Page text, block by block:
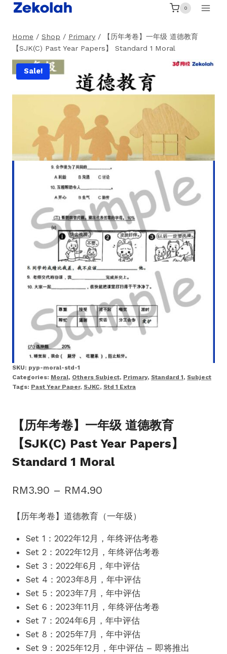
Skip
content
0
Home / Shop / Primary /
【历年考卷】一年级 道德教育
【SJK(C) Past Year Papers】 Standard 1 Moral
Sale!
SKU: pyp-moral-std-1
Categories: Moral, Others Subject, Primary, Standard 1, Subject
Tags: Past Year Paper, SJKC, Std 1 Extra
【历年考卷】一年级 道德教育
【SJK(C) Past Year Papers】
Standard 1 Moral
RM3.90 – RM4.90
RM3.90
through
RM4.90
【历年考卷】道德教育（一年级）
Set 1：2022年12月，年终评估考卷
Set 2：2022年12月，年终评估考卷
Set 3：2022年6月，年中评估
Set 4：2023年8月，年中评估
Set 5：2023年7月，年中评估
Set 6：2023年11月，年终评估考卷
Set 7：2024年6月，年中评估
Set 8：2025年7月，年中评估
Set 9：2025年12月，年中评估 – 即将推出